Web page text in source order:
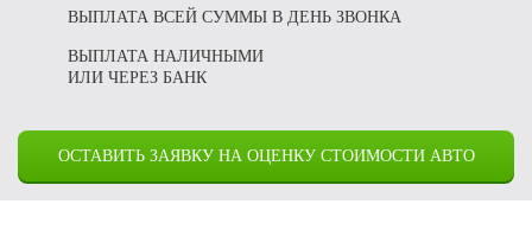
ВЫПЛАТА ВСЕЙ СУММЫ В ДЕНЬ ЗВОНКА
ВЫПЛАТА НАЛИЧНЫМИ
ИЛИ ЧЕРЕЗ БАНК
ОСТАВИТЬ ЗАЯВКУ НА ОЦЕНКУ СТОИМОСТИ АВТО